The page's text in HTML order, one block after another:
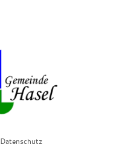
Datenschutz